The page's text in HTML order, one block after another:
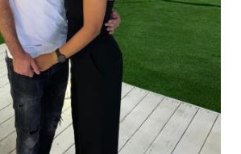
ליטל הודיה יהודה ובן זוגה אבי